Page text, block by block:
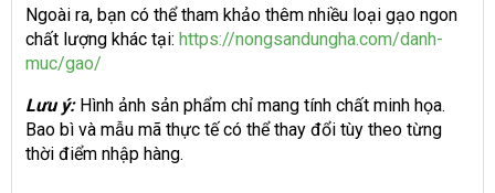
Ngoài ra, bạn có thể tham khảo thêm nhiều loại gạo ngon
chất lượng khác tại: https://nongsandungha.com/danh-
muc/gao/
Lưu ý: Hình ảnh sản phẩm chỉ mang tính chất minh họa.
Bao bì và mẫu mã thực tế có thể thay đổi tùy theo từng
thời điểm nhập hàng.